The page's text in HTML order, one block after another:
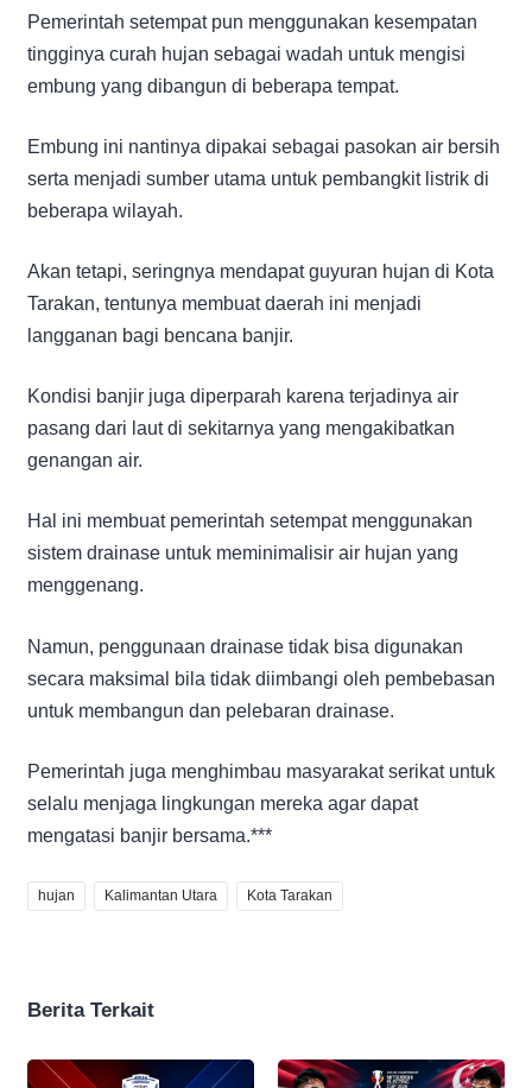
Pemerintah setempat pun menggunakan kesempatan
tingginya curah hujan sebagai wadah untuk mengisi
embung yang dibangun di beberapa tempat.
Embung ini nantinya dipakai sebagai pasokan air bersih
serta menjadi sumber utama untuk pembangkit listrik di
beberapa wilayah.
Akan tetapi, seringnya mendapat guyuran hujan di Kota
Tarakan, tentunya membuat daerah ini menjadi
langganan bagi bencana banjir.
Kondisi banjir juga diperparah karena terjadinya air
pasang dari laut di sekitarnya yang mengakibatkan
genangan air.
Hal ini membuat pemerintah setempat menggunakan
sistem drainase untuk meminimalisir air hujan yang
menggenang.
Namun, penggunaan drainase tidak bisa digunakan
secara maksimal bila tidak diimbangi oleh pembebasan
untuk membangun dan pelebaran drainase.
Pemerintah juga menghimbau masyarakat serikat untuk
selalu menjaga lingkungan mereka agar dapat
mengatasi banjir bersama.***
hujan Kalimantan Utara Kota Tarakan
Berita Terkait